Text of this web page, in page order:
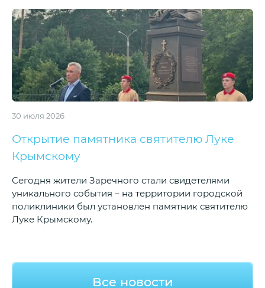
30 июля 2026
Открытие памятника святителю Луке
Крымскому
Сегодня жители Заречного стали свидетелями
уникального события – на территории городской
поликлиники был установлен памятник святителю
Луке Крымскому.
Все новости